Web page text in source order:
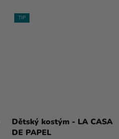
TIP
Dětský kostým - LA CASA
DE PAPEL
hodnocení
produktu